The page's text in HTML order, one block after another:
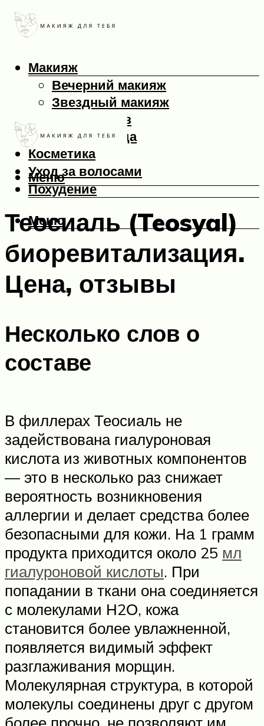
Макияж
Вечерний макияж
Звездный макияж
Макияж глаз
Макияж лица
Косметика
Уход за волосами
Похудение
Меню
Меню
Теосиаль (Teosyal)
биоревитализация.
Цена, отзывы
Несколько слов о
составе
В филлерах Теосиаль не
задействована гиалуроновая
кислота из животных компонентов
— это в несколько раз снижает
вероятность возникновения
аллергии и делает средства более
безопасными для кожи. На 1 грамм
продукта приходится около 25 мл
гиалуроновой кислоты. При
попадании в ткани она соединяется
с молекулами Н2О, кожа
становится более увлажненной,
появляется видимый эффект
разглаживания морщин.
Молекулярная структура, в которой
молекулы соединены друг с другом